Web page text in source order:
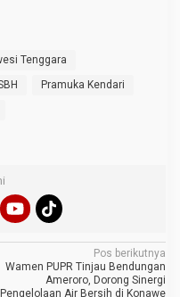
Tenggara
Pramuka Kendari
Pos berikutnya
Wamen PUPR Tinjau Bendungan
Ameroro, Dorong Sinergi
Pengelolaan Air Bersih di Konawe